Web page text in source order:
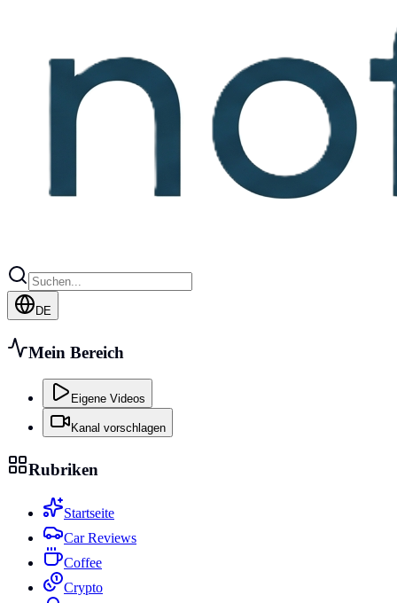
DE
Mein Bereich
Eigene Videos
Kanal vorschlagen
Rubriken
Startseite
Car Reviews
Coffee
Crypto